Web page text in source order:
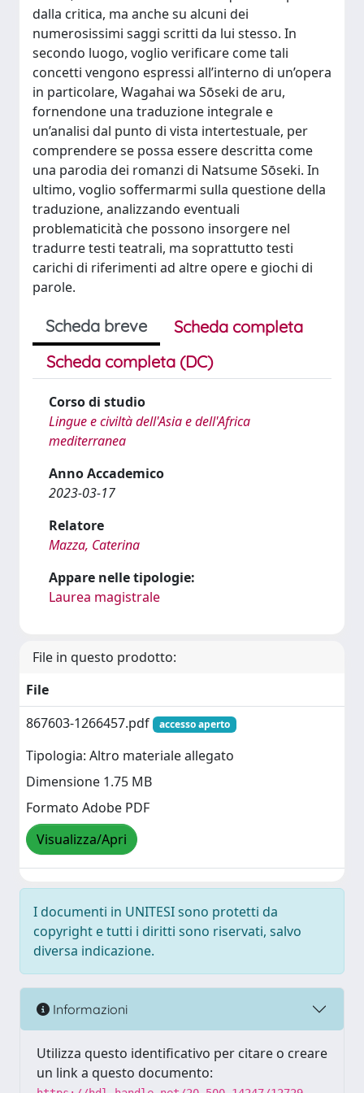
dalla critica, ma anche su alcuni dei
numerosissimi saggi scritti da lui stesso. In
secondo luogo, voglio verificare come tali
concetti vengono espressi all’interno di un’opera
in particolare, Wagahai wa Sōseki de aru,
fornendone una traduzione integrale e
un’analisi dal punto di vista intertestuale, per
comprendere se possa essere descritta come
una parodia dei romanzi di Natsume Sōseki. In
ultimo, voglio soffermarmi sulla questione della
traduzione, analizzando eventuali
problematicità che possono insorgere nel
tradurre testi teatrali, ma soprattutto testi
carichi di riferimenti ad altre opere e giochi di
parole.
Scheda breve
Scheda completa
Scheda completa (DC)
Corso di studio
Lingue e civiltà dell'Asia e dell'Africa
mediterranea
Anno Accademico
2023-03-17
Relatore
Mazza, Caterina
Appare nelle tipologie:
Laurea magistrale
File in questo prodotto:
File
867603-1266457.pdf
accesso aperto
Tipologia: Altro materiale allegato
Dimensione 1.75 MB
Formato Adobe PDF
Visualizza/Apri
I documenti in UNITESI sono protetti da
copyright e tutti i diritti sono riservati, salvo
diversa indicazione.
Informazioni
Utilizza questo identificativo per citare o creare
un link a questo documento: